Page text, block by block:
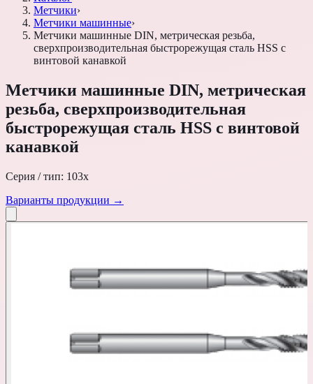
Метчики›
Метчики машинные›
Метчики машинные DIN, метрическая резьба,
сверхпроизводительная быстрорежущая сталь HSS с
винтовой канавкой
Метчики машинные DIN, метрическая
резьба, сверхпроизводительная
быстрорежущая сталь HSS с винтовой
канавкой
Серия / тип: 103x
Варианты продукции →